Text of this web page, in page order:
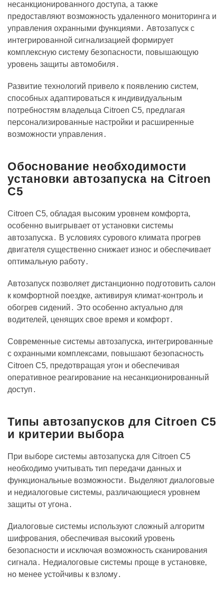
несанкционированного доступа‚ а также
предоставляют возможность удаленного мониторинга и
управления охранными функциями․ Автозапуск с
интегрированной сигнализацией формирует
комплексную систему безопасности‚ повышающую
уровень защиты автомобиля․
Развитие технологий привело к появлению систем‚
способных адаптироваться к индивидуальным
потребностям владельца Citroen C5‚ предлагая
персонализированные настройки и расширенные
возможности управления․
Обоснование необходимости
установки автозапуска на Citroen
C5
Citroen C5‚ обладая высоким уровнем комфорта‚
особенно выигрывает от установки системы
автозапуска․ В условиях сурового климата прогрев
двигателя существенно снижает износ и обеспечивает
оптимальную работу․
Автозапуск позволяет дистанционно подготовить салон
к комфортной поездке‚ активируя климат-контроль и
обогрев сидений․ Это особенно актуально для
водителей‚ ценящих свое время и комфорт․
Современные системы автозапуска‚ интегрированные
с охранными комплексами‚ повышают безопасность
Citroen C5‚ предотвращая угон и обеспечивая
оперативное реагирование на несанкционированный
доступ․
Типы автозапусков для Citroen C5
и критерии выбора
При выборе системы автозапуска для Citroen C5
необходимо учитывать тип передачи данных и
функциональные возможности․ Выделяют диалоговые
и недиалоговые системы‚ различающиеся уровнем
защиты от угона․
Диалоговые системы используют сложный алгоритм
шифрования‚ обеспечивая высокий уровень
безопасности и исключая возможность сканирования
сигнала․ Недиалоговые системы проще в установке‚
но менее устойчивы к взлому․